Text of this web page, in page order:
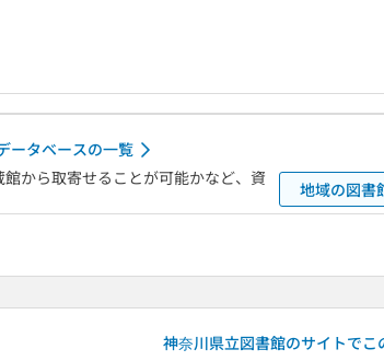
ータベースの一覧
から取寄せることが可能かなど、資
地域の図書
神奈川県立図書館のサイトでこ